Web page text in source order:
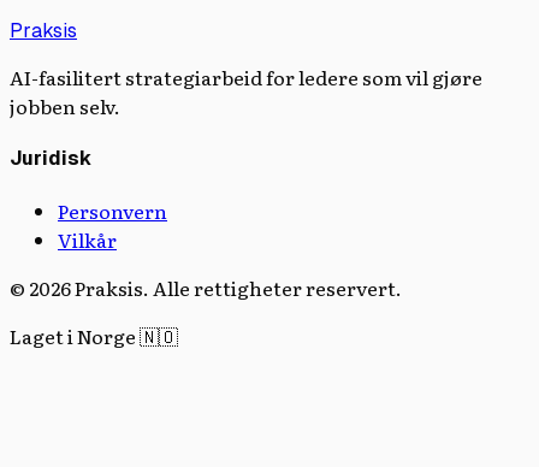
Praksis
AI-fasilitert strategiarbeid for ledere som vil gjøre
jobben selv.
Juridisk
Personvern
Vilkår
© 2026 Praksis. Alle rettigheter reservert.
Laget i Norge 🇳🇴